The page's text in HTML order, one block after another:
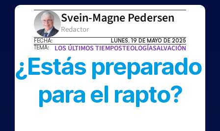
¿Estás preparado
para el rapto?
Svein-Magne Pedersen
Redactor
FECHA:
LUNES, 19 DE MAYO DE 2025
TEMA:
LOS ÚLTIMOS TIEMPOSTEOLOGÍASALVACIÓN